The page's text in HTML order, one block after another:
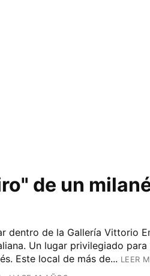
de un
dentro de la Gallería Vittorio
Un lugar privilegiado para
Este local de más de... LEER